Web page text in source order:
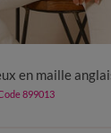
58
en maille
899013